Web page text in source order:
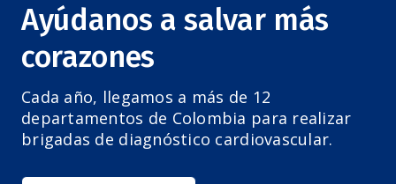
Ayúdanos a salvar más
corazones
Cada año, llegamos a más de 12
departamentos de Colombia para realizar
brigadas de diagnóstico cardiovascular.